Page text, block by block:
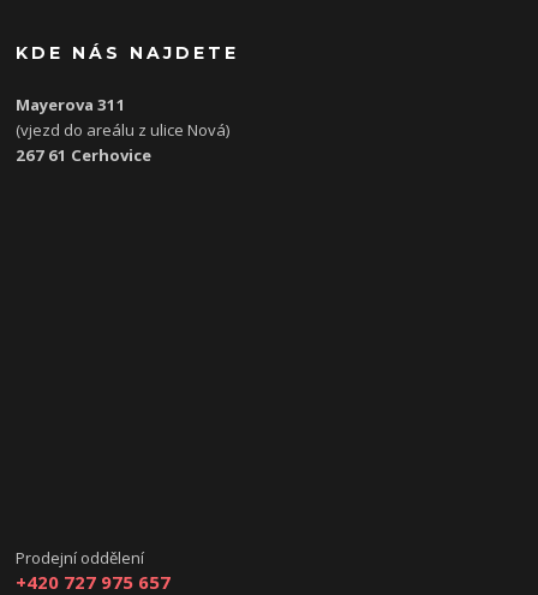
KDE NÁS NAJDETE
Mayerova 311
(vjezd do areálu z ulice Nová)
267 61 Cerhovice
Prodejní oddělení
+420 727 975 657